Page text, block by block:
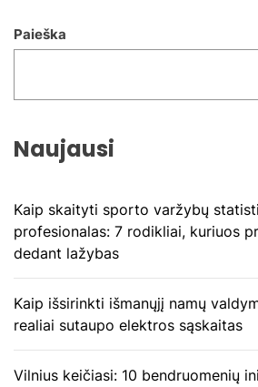
Paieška
Naujausi
Kaip skaityti sporto varžybų
profesionalas: 7 rodikliai, kuriuos
dedant lažybas
Kaip išsirinkti išmanųjį namų
realiai sutaupo elektros sąskaitas
Vilnius keičiasi: 10 bendruomenių